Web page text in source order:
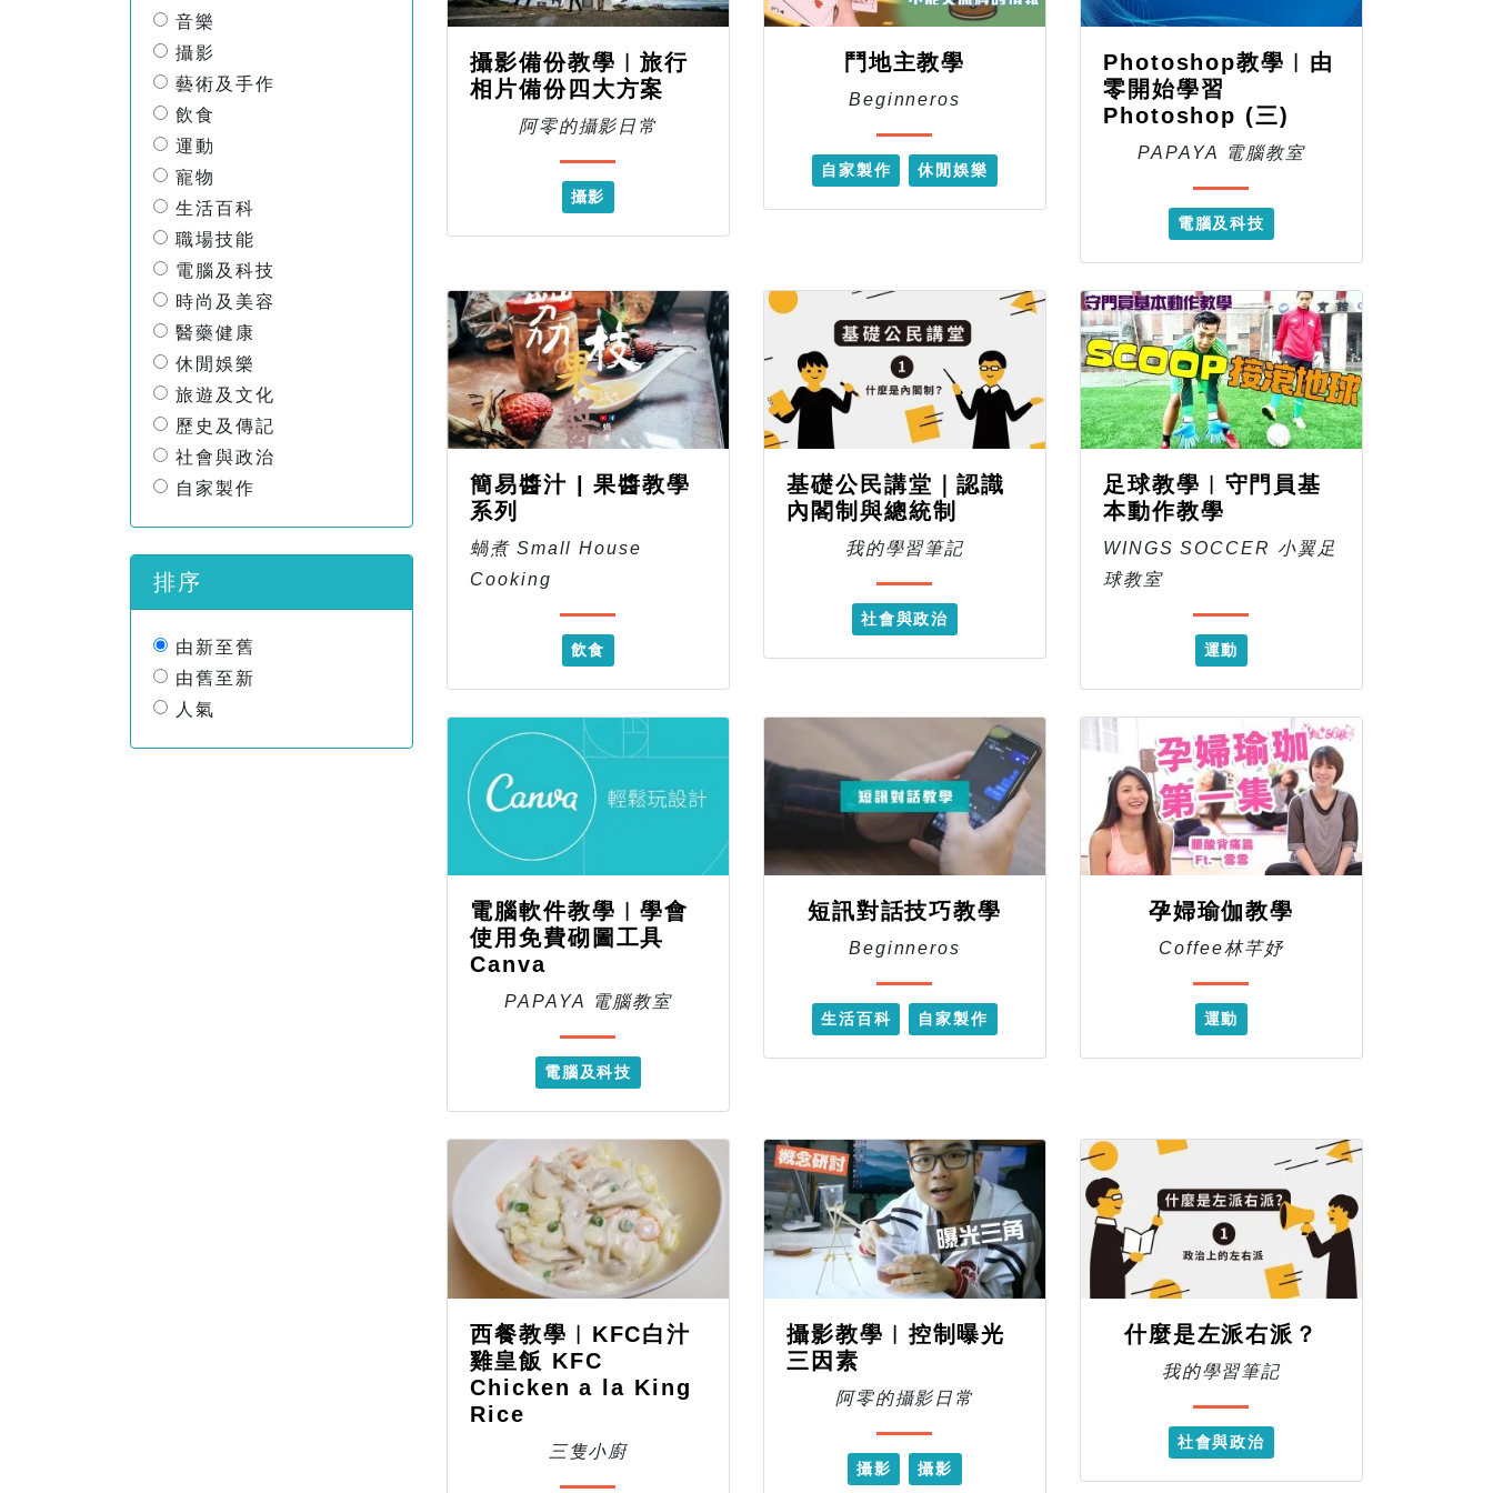
音樂
攝影
藝術及手作
飲食
運動
寵物
生活百科
職場技能
電腦及科技
時尚及美容
醫藥健康
休閒娛樂
旅遊及文化
歷史及傳記
社會與政治
自家製作
排序
由新至舊
由舊至新
人氣
攝影備份教學︱旅行
相片備份四大方案
阿零的攝影日常
攝影
鬥地主教學
Beginneros
自家製作 休閒娛樂
Photoshop教學︱由
零開始學習
Photoshop (三)
PAPAYA 電腦教室
電腦及科技
簡易醬汁 | 果醬教學
系列
蝸煮 Small House
Cooking
飲食
基礎公民講堂｜認識
內閣制與總統制
我的學習筆記
社會與政治
足球教學︱守門員基
本動作教學
WINGS SOCCER 小翼足
球教室
運動
電腦軟件教學︱學會
使用免費砌圖工具
Canva
PAPAYA 電腦教室
電腦及科技
短訊對話技巧教學
Beginneros
生活百科 自家製作
孕婦瑜伽教學
Coffee林芊妤
運動
西餐教學︱KFC白汁
雞皇飯 KFC
Chicken a la King
Rice
三隻小廚
攝影教學︱控制曝光
三因素
阿零的攝影日常
攝影 攝影
什麼是左派右派？
我的學習筆記
社會與政治